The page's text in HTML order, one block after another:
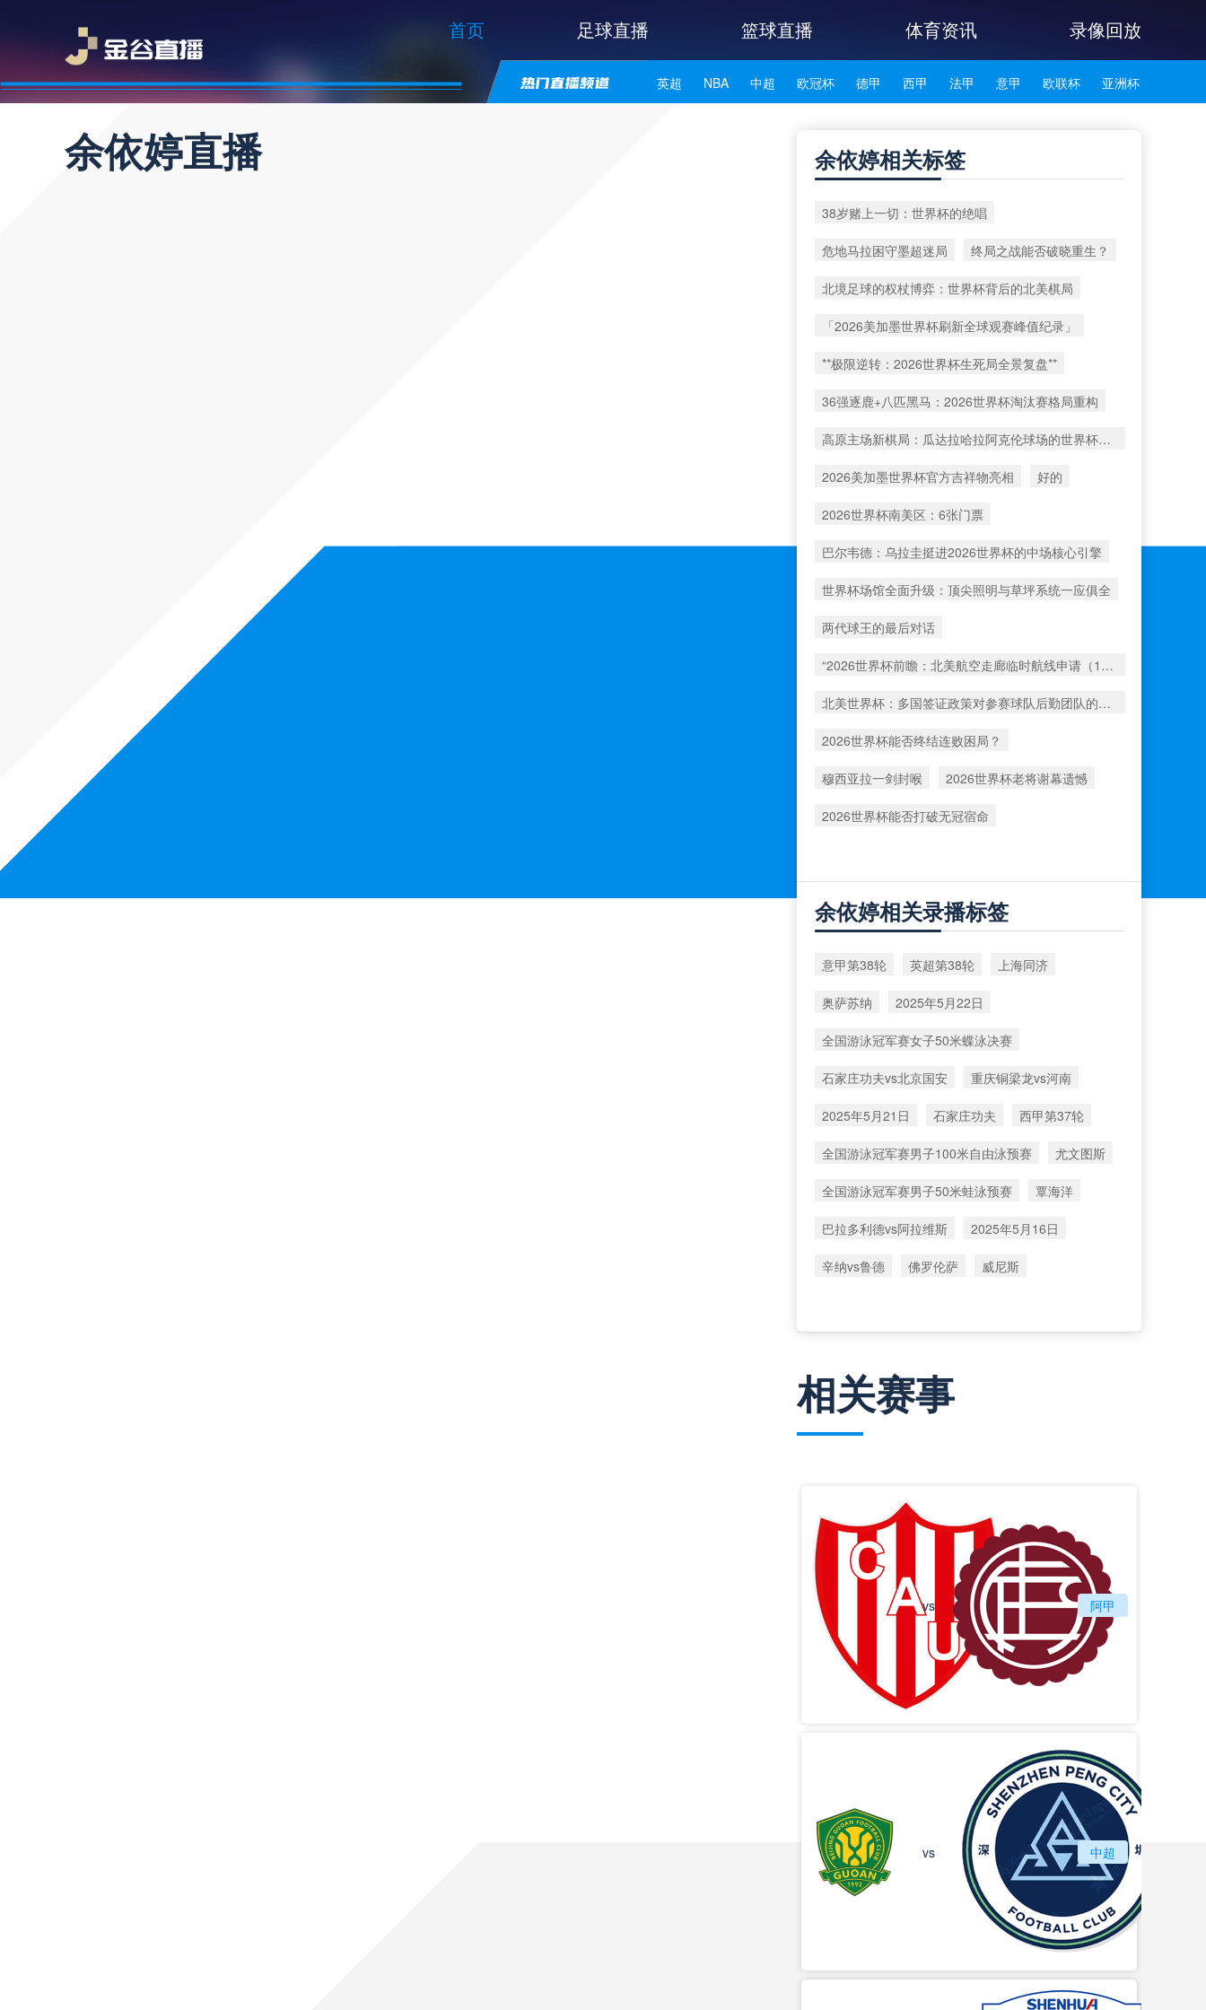
首页 足球直播 篮球直播 体育资讯 录像回放
英超 NBA 中超 欧冠杯 德甲 西甲 法甲 意甲 欧联杯 亚洲杯
余依婷直播 余依婷相关标签
38岁赌上一切：世界杯的绝唱
危地马拉困守墨超迷局 终局之战能否破晓重生？
北境足球的权杖博弈：世界杯背后的北美棋局
「2026美加墨世界杯刷新全球观赛峰值纪录」
**极限逆转：2026世界杯生死局全景复盘**
36强逐鹿+八匹黑马：2026世界杯淘汰赛格局重构
高原主场新棋局：瓜达拉哈拉阿克伦球场的世界杯战术重塑
2026美加墨世界杯官方吉祥物亮相 好的
2026世界杯南美区：6张门票
巴尔韦德：乌拉圭挺进2026世界杯的中场核心引擎
世界杯场馆全面升级：顶尖照明与草坪系统一应俱全
两代球王的最后对话
“2026世界杯前瞻：北美航空走廊临时航线申请（1517号）解析”
北美世界杯：多国签证政策对参赛球队后勤团队的运作挑战与应对分析
2026世界杯能否终结连败困局？
穆西亚拉一剑封喉 2026世界杯老将谢幕遗憾
2026世界杯能否打破无冠宿命
余依婷相关录播标签
意甲第38轮 英超第38轮 上海同济
奥萨苏纳 2025年5月22日
全国游泳冠军赛女子50米蝶泳决赛
石家庄功夫vs北京国安 重庆铜梁龙vs河南
2025年5月21日 石家庄功夫 西甲第37轮
全国游泳冠军赛男子100米自由泳预赛 尤文图斯
全国游泳冠军赛男子50米蛙泳预赛 覃海洋
巴拉多利德vs阿拉维斯 2025年5月16日
辛纳vs鲁德 佛罗伦萨 威尼斯
相关赛事
圣塔菲联
vs 阿甲
北京国安
vs 中超